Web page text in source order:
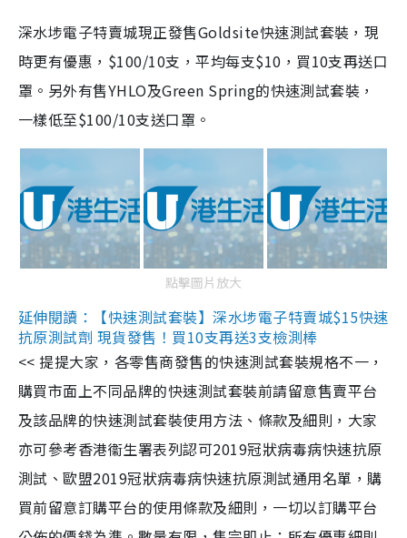
深水埗電子特賣城現正發售Goldsite快速測試套裝，現
時更有優惠，$100/10支，平均每支$10，買10支再送口
罩。另外有售YHLO及Green Spring的快速測試套裝，
一樣低至$100/10支送口罩。
點擊圖片放大
延伸閱讀：【快速測試套裝】深水埗電子特賣城$15快速
抗原測試劑 現貨發售！買10支再送3支檢測棒
<< 提提大家，各零售商發售的快速測試套裝規格不一，
購買市面上不同品牌的快速測試套裝前請留意售賣平台
及該品牌的快速測試套裝使用方法、條款及細則，大家
亦可參考香港衞生署表列認可2019冠狀病毒病快速抗原
測試、歐盟2019冠狀病毒病快速抗原測試通用名單，購
買前留意訂購平台的使用條款及細則，一切以訂購平台